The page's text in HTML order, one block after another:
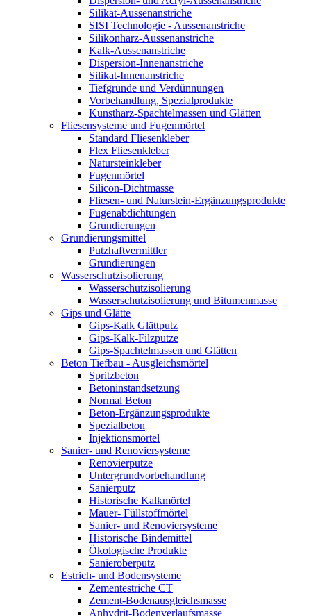
Silikat-Aussenanstriche
SISI Technologie - Aussenanstriche
Silikonharz-Aussenanstriche
Kalk-Aussenanstriche
Dispersion-Innenanstriche
Silikat-Innenanstriche
Tiefgründe und Verdünnungen
Vorbehandlung, Spezialprodukte
Kunstharz-Spachtelmassen und Glätten
Fliesensysteme und Fugenmörtel
Standard Fliesenkleber
Flex Fliesenkleber
Natursteinkleber
Fugenmörtel
Silicon-Dichtmasse
Fliesen- und Naturstein-Ergänzungsprodukte
Fugenabdichtungen
Grundierungen
Grundierungsmittel
Putzhaftvermittler
Grundierungen
Wasserschutzisolierung
Wasserschutzisolierung
Wasserschutzisolierung und Bitumenmasse
Gips und Glätte
Gips-Kalk Glättputz
Gips-Kalk-Filzputze
Gips-Spachtelmassen und Glätten
Beton Tiefbau - Ausgleichsmörtel
Spritzbeton
Betoninstandsetzung
Normal Beton
Beton-Ergänzungsprodukte
Spezialbeton
Injektionsmörtel
Sanier- und Renoviersysteme
Renovierputze
Untergrundvorbehandlung
Sanierputz
Historische Kalkmörtel
Mauer- Füllstoffmörtel
Sanier- und Renoviersysteme
Historische Bindemittel
Ökologische Produkte
Sanieroberputz
Estrich- und Bodensysteme
Zementestriche CT
Zement-Bodenausgleichsmasse
Anhydrit-Bodenverlaufsmasse